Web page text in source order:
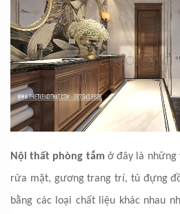
Nội thất phòng tắmở đây là những
rửa mặt, gương trang trí, tủ đựng
bằng các loại chất liệu khác nhau